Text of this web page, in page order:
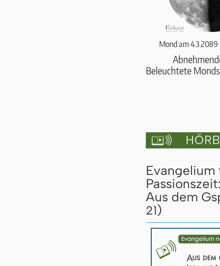
Mond am 4.3.2089
Beleuchtete

Passionszeit:
Aus dem
21)